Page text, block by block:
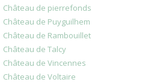
Château de pierrefonds
Château de Puyguilhem
Château de Rambouillet
Château de Talcy
Château de Vincennes
Château de Voltaire